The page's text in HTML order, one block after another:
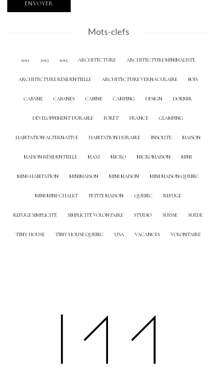
Mots-clefs
2012 2013 2015 ARCHITECTURE ARCHITECTURE MINIMALISTE
ARCHITECTURE RÉSIDENTIELLE ARCHITECTURE VERNACULAIRE BOIS
CABANE CABANES CABINE CAMPING DESIGN DORMIR
DÉVELOPPEMENT DURABLE FORÊT FRANCE GLAMPING
HABITATION ALTERNATIVE HABITATION DURABLE INSOLITE MAISON
MAISON RÉSIDENTIELLE MAXI MICRO MICROMAISON MINI
MINI-HABITATION MINIMAISON MINI MAISON MINI MAISON QUEBEC
MINI MINI-CHALET PETITE MAISON QUEBEC REFUGE
REFUGE SIMPLICITÉ SIMPLICITÉ VOLONTAIRE STUDIO SUISSE SUÈDE
TINY HOUSE TINY HOUSE QUEBEC USA VACANCES VOLONTAIRE